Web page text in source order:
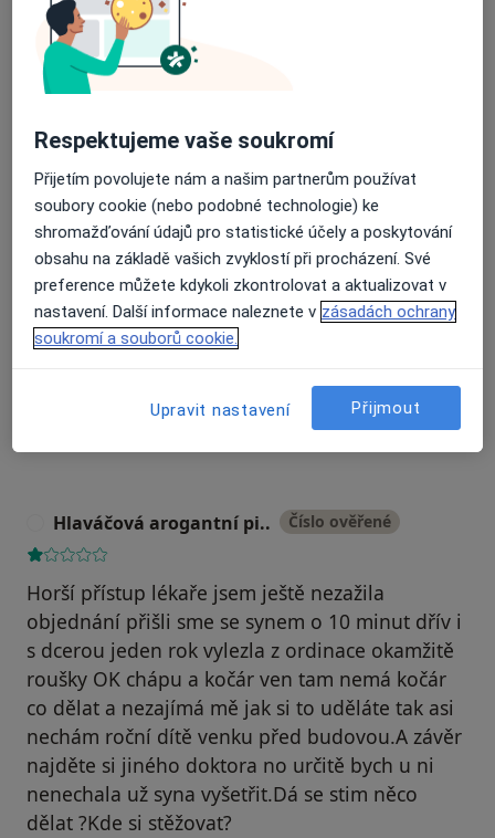
11 názorů
Specialisté nemají možnost zaplatit za
odstranění nebo změnu recenze pacienta.
Další informace. Další informace o názorech
Hlaváčová arogantní pi.. Číslo ověřené
Horší přístup lékaře jsem ještě nezažila
objednání přišli sme se synem o 10 minut dřív i
s dcerou jeden rok vylezla z ordinace okamžitě
roušky OK chápu a kočár ven tam nemá kočár
co dělat a nezajímá mě jak si to uděláte tak asi
nechám roční dítě venku před budovou.A závěr
najděte si jiného doktora no určitě bych u ni
nenechala už syna vyšetřit.Dá se stim něco
dělat ?Kde si stěžovat?
Respektujeme vaše soukromí
Přijetím povolujete nám a našim partnerům používat
soubory cookie (nebo podobné technologie) ke
shromažďování údajů pro statistické účely a poskytování
obsahu na základě vašich zvyklostí při procházení. Své
preference můžete kdykoli zkontrolovat a aktualizovat v
nastavení. Další informace naleznete v zásadách ochrany
soukromí a souborů cookie.
Upravit nastavení Přijmout